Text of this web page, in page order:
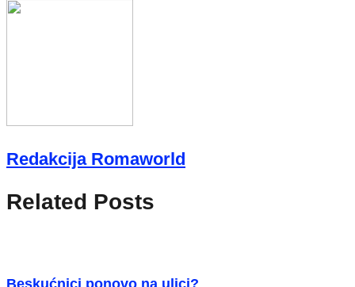
Redakcija Romaworld
Related Posts
Beskućnici ponovo na ulici?